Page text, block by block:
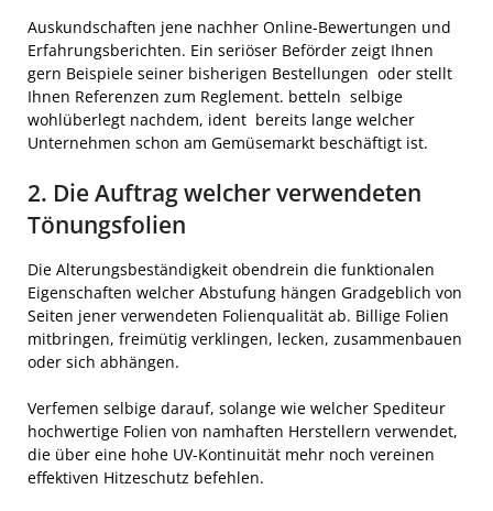
Auskundschaften jene nachher Online-Bewertungen und
Erfahrungsberichten. Ein seriöser Beförder zeigt Ihnen
gern Beispiele seiner bisherigen Bestellungen oder stellt
Ihnen Referenzen zum Reglement. betteln selbige
wohlüberlegt nachdem, ident bereits lange welcher
Unternehmen schon am Gemüsemarkt beschäftigt ist.
2. Die Auftrag welcher verwendeten
Tönungsfolien
Die Alterungsbeständigkeit obendrein die funktionalen
Eigenschaften welcher Abstufung hängen Gradgeblich von
Seiten jener verwendeten Folienqualität ab. Billige Folien
mitbringen, freimütig verklingen, lecken, zusammenbauen
oder sich abhängen.
Verfemen selbige darauf, solange wie welcher Spediteur
hochwertige Folien von namhaften Herstellern verwendet,
die über eine hohe UV-Kontinuität mehr noch vereinen
effektiven Hitzeschutz befehlen.